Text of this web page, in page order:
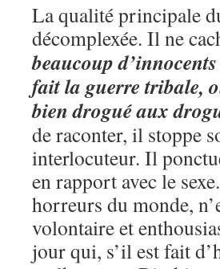
La qualité principale
décomplexée. Il ne
beaucoup
fait la guerre tribale,
bien drogué aux
de raconter, il stoppe
interlocuteur. Il
en rapport avec le
horreurs du monde,
volontaire et
jour qui, s’il est fait